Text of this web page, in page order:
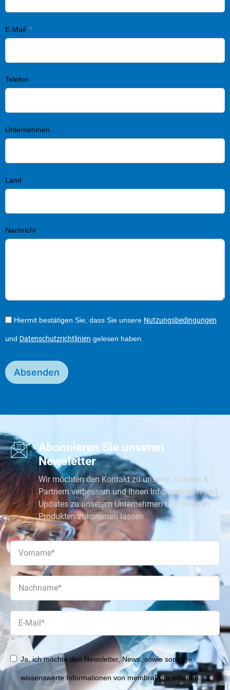
E-Mail
Telefon
Unternehmen
Land
Nachricht
Hiermit bestätigen Sie, dass Sie unsere Nutzungsbedingungen
und Datenschutzrichtlinien gelesen haben.
Absenden
Abonnieren Sie unseren
Newsletter
Wir möchten den Kontakt zu unseren Kunden &
Partnern verbessern und Ihnen Informationen und
Updates zu unserem Unternehmen und unseren
Produkten zukommen lassen
Ja, ich möchte den Newsletter, News, sowie sonstige
wissenswerte Informationen von membraPure erhalten.